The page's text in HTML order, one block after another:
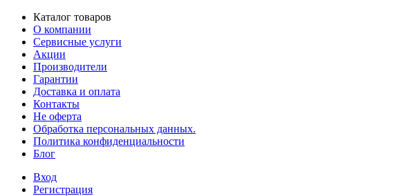
Каталог товаров
О компании
Сервисные услуги
Акции
Производители
Гарантии
Доставка и оплата
Контакты
Не оферта
Обработка персональных данных.
Политика конфиденциальности
Блог
Вход
Регистрация